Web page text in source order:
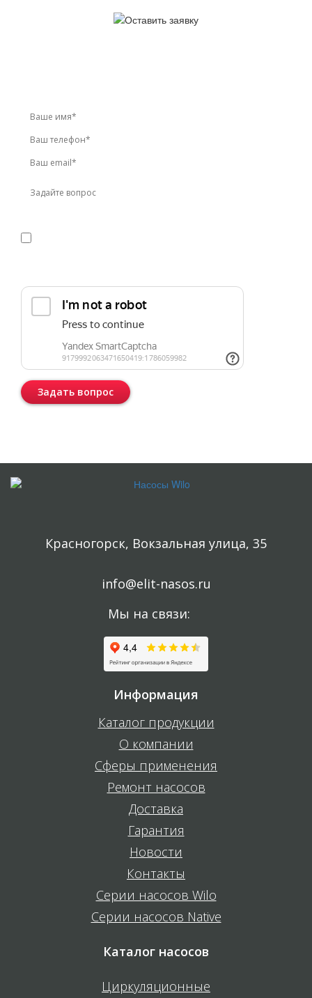
Задать вопрос
Красногорск, Вокзальная улица, 35
info@elit-nasos.ru
Мы на связи:
Информация
Каталог продукции
О компании
Сферы применения
Ремонт насосов
Доставка
Гарантия
Новости
Контакты
Серии насосов Wilo
Серии насосов Native
Каталог насосов
Циркуляционные